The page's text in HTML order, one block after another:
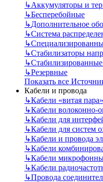
↳Аккумуляторы и
↳Бесперебойные
↳Дополнительное
↳Система
↳
↳Стабилизаторы
↳
↳Резервные
Показать все
Кабели и провода
↳Кабели «витая
↳Кабели волоконно-
↳Кабели для
↳Кабели для систем
↳Кабели и провода
↳Кабели
↳Кабели
↳Кабели
↳Провода